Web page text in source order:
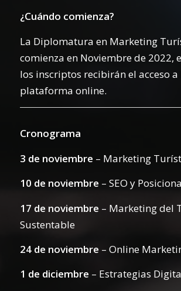
¿Cuándo comienza?
La Diplomatura en Marketing
comienza en Noviembre de 2022,
los inscriptos recibirán el acceso a
plataforma online.
Cronograma
3 de noviembre – Marketing
10 de noviembre – SEO y
17 de noviembre – Marketing del
Sustentable
24 de noviembre – Online
1 de diciembre – Estrategias